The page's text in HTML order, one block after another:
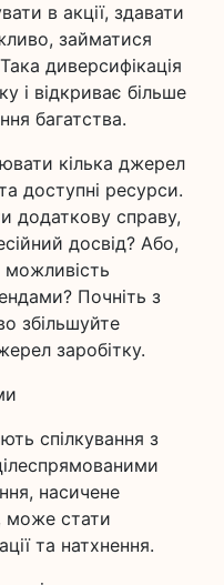
в акції, здавати
займатися
диверсифікація
і відкриває більше
багатства.
кілька джерел
доступні ресурси.
додаткову справу,
досвід? Або,
Почніть з
збільшуйте
заробітку.
спілкування з
насичене
може стати
та натхнення.